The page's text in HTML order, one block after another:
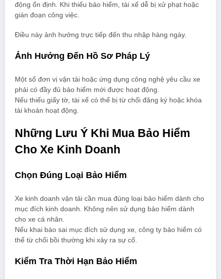
động ổn định. Khi thiếu bảo hiểm, tài xế dễ bị xử phạt hoặc
gián đoạn công việc.
Điều này ảnh hưởng trực tiếp đến thu nhập hàng ngày.
Ảnh Hưởng Đến Hồ Sơ Pháp Lý
Một số đơn vị vận tải hoặc ứng dụng công nghệ yêu cầu xe
phải có đầy đủ bảo hiểm mới được hoạt động.
Nếu thiếu giấy tờ, tài xế có thể bị từ chối đăng ký hoặc khóa
tài khoản hoạt động.
Những Lưu Ý Khi Mua Bảo Hiểm
Cho Xe Kinh Doanh
Chọn Đúng Loại Bảo Hiểm
Xe kinh doanh vận tải cần mua đúng loại bảo hiểm dành cho
mục đích kinh doanh. Không nên sử dụng bảo hiểm dành
cho xe cá nhân.
Nếu khai báo sai mục đích sử dụng xe, công ty bảo hiểm có
thể từ chối bồi thường khi xảy ra sự cố.
Kiểm Tra Thời Hạn Bảo Hiểm